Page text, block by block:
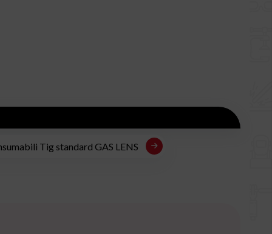
Tig standard GAS LENS